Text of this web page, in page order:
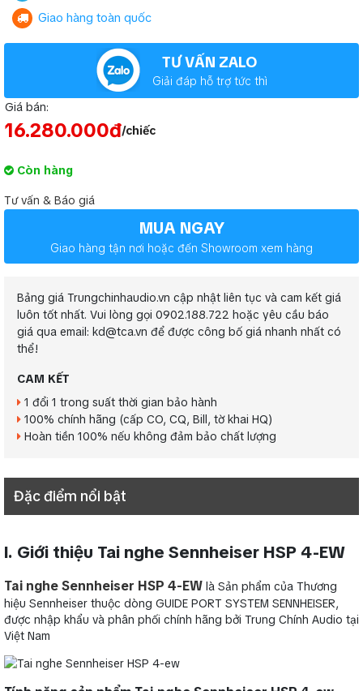
Giao hàng toàn quốc
TƯ VẤN ZALO
Giải đáp hỗ trợ tức thì
Giá bán:
16.280.000đ/chiếc
Còn hàng
Tư vấn & Báo giá
MUA NGAY
Giao hàng tận nơi hoặc đến Showroom xem hàng
Bảng giá Trungchinhaudio.vn cập nhật liên tục và cam kết giá
luôn tốt nhất. Vui lòng gọi 0902.188.722 hoặc yêu cầu báo
giá qua email: kd@tca.vn để được công bố giá nhanh nhất có
thể!
CAM KẾT
1 đổi 1 trong suất thời gian bảo hành
100% chính hãng (cấp CO, CQ, Bill, tờ khai HQ)
Hoàn tiền 100% nếu không đảm bảo chất lượng
Đặc điểm nổi bật
I. Giới thiệu Tai nghe Sennheiser HSP 4-EW
Tai nghe Sennheiser HSP 4-EW là Sản phẩm của Thương
hiệu Sennheiser thuộc dòng GUIDE PORT SYSTEM SENNHEISER,
được nhập khẩu và phân phối chính hãng bởi Trung Chính Audio tại
Việt Nam